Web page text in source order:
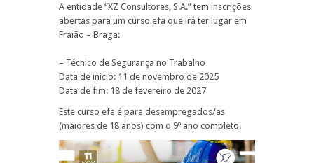
A entidade “XZ Consultores, S.A.” tem inscrições
abertas para um curso efa que irá ter lugar em
Fraião – Braga:
– Técnico de Segurança no Trabalho
Data de início: 11 de novembro de 2025
Data de fim: 18 de fevereiro de 2027
Este curso efa é para desempregados/as
(maiores de 18 anos) com o 9º ano completo.